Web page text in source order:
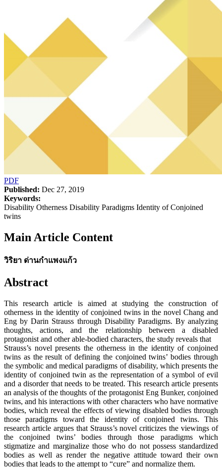
PDF
Published: Dec 27, 2019
Keywords:
Disability Otherness Disability Paradigms Identity of Conjoined
twins
Main Article Content
วิริยา ด่านกำแพงแก้ว
Abstract
This research article is aimed at studying the construction of
otherness in the identity of conjoined twins in the novel Chang and
Eng by Darin Strauss through Disability Paradigms. By analyzing
thoughts, actions, and the relationship between a disabled
protagonist and other able-bodied characters, the study reveals that
Strauss’s novel presents the otherness in the identity of conjoined
twins as the result of defining the conjoined twins’ bodies through
the symbolic and medical paradigms of disability, which presents the
identity of conjoined twin as the representation of a symbol of evil
and a disorder that needs to be treated. This research article presents
an analysis of the thoughts of the protagonist Eng Bunker, conjoined
twins, and his interactions with other characters who have normative
bodies, which reveal the effects of viewing disabled bodies through
those paradigms toward the identity of conjoined twins. This
research article argues that Strauss’s novel criticizes the viewings of
the conjoined twins’ bodies through those paradigms which
stigmatize and marginalize those who do not possess standardized
bodies as well as render the negative attitude toward their own
bodies that leads to the attempt to “cure” and normalize them.